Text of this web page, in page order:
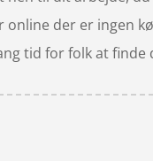
der er ingen
tid for folk at finde